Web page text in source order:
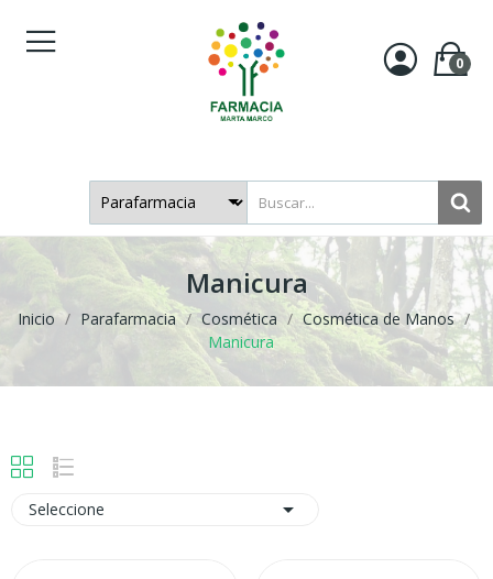
0
Manicura
Inicio Parafarmacia Cosmética
Cosmética de Manos
Manicura
Seleccione 